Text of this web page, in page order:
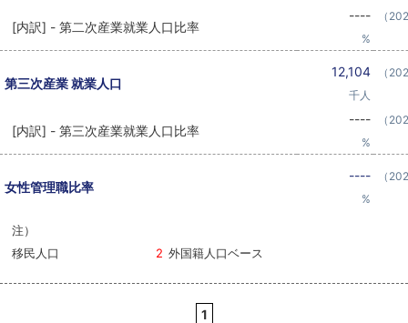
[内訳] - 第二次産業就業人口比率
----
%
（
第三次産業 就業人口
12,104
千人
（
[内訳] - 第三次産業就業人口比率
----
%
（
女性管理職比率
----
%
（
注）
移民人口
2 外国籍人口ベース
1